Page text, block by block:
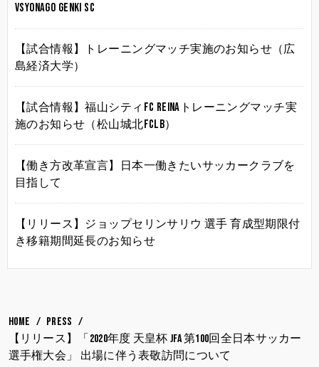
vsYonago Genki SC
【試合情報】トレーニングマッチ実施のお知らせ（広
島経済大学）
【試合情報】福山シティFC Reinaトレーニングマッチ実
施のお知らせ（松山城北FCLB）
【働き方改革宣言】日本一働きたいサッカークラブを
目指して
【リリース】ジョップセリンサリウ 選手 育成型期限付
き移籍期間延長のお知らせ
HOME
PRESS
【リリース】「2020年度 天皇杯 JFA 第100回全日本サッカー
選手権大会」 出場に伴う表敬訪問について